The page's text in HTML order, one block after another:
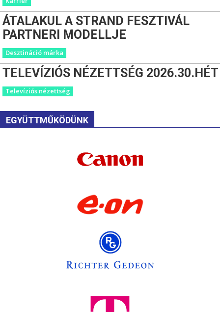
ÁTALAKUL A STRAND FESZTIVÁL
PARTNERI MODELLJE
Desztináció márka
TELEVÍZIÓS NÉZETTSÉG 2026.30.HÉT
Televíziós nézettség
EGYÜTTMŰKÖDÜNK